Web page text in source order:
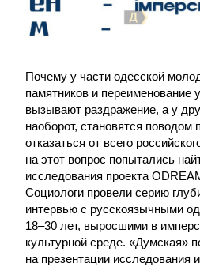
Почему у части одесской
памятников и переименование
вызывают раздражение, а у
наоборот, становятся поводом
отказаться от всего
на этот вопрос попытались
исследования проекта
Социологи провели серию
интервью с русскоязычными
18–30 лет, выросшими в
культурной среде. «Думская»
на презентации исследования и